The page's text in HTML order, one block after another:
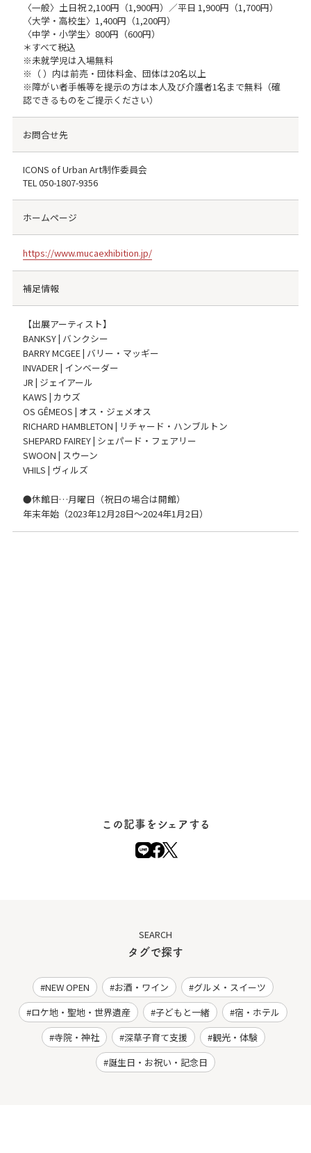
〈一般〉土日祝 2,100円（1,900円）／平日 1,900円（1,700円）
〈大学・高校生〉1,400円（1,200円）
〈中学・小学生〉800円（600円）
＊すべて税込
※未就学児は入場無料
※（ ）内は前売・団体料金、団体は20名以上
※障がい者手帳等を提示の方は本人及び介護者1名まで無料（確
認できるものをご提示ください）
お問合せ先
ICONS of Urban Art制作委員会
TEL050-1807-9356
ホームページ
https://www.mucaexhibition.jp/
補足情報
【出展アーティスト】
BANKSY | バンクシー
BARRY MCGEE | バリー・マッギー
INVADER | インベーダー
JR | ジェイアール
KAWS | カウズ
OS GÊMEOS | オス・ジェメオス
RICHARD HAMBLETON | リチャード・ハンブルトン
SHEPARD FAIREY | シェパード・フェアリー
SWOON | スウーン
VHILS | ヴィルズ
●休館日…月曜日（祝日の場合は開館）
年末年始（2023年12月28日〜2024年1月2日）
この記事をシェアする
SEARCH
タグで探す
NEW OPEN お酒・ワイン
グルメ・スイーツ
ロケ地・聖地・世界遺産
子どもと一緒
宿・ホテル
寺院・神社
深草子育て支援
観光・体験
誕生日・お祝い・記念日